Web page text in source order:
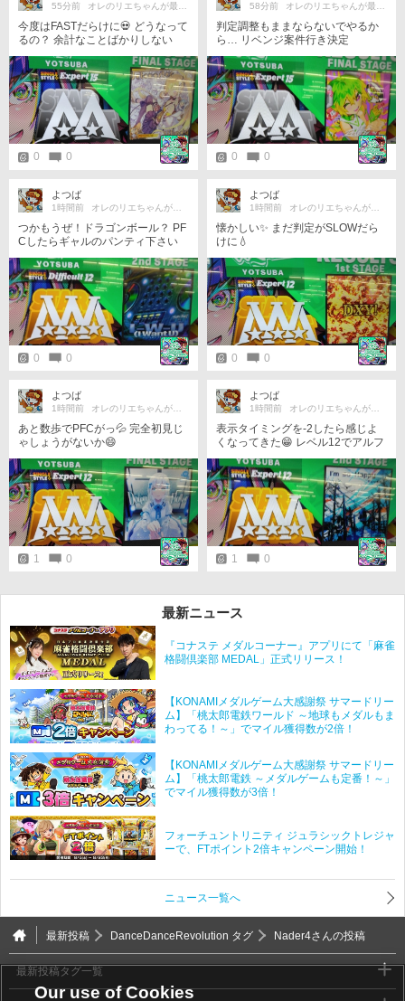
55分前 オレのリエちゃんが最胸だ!!
今度はFASTだらけに💀 どうなって
るの？ 余計なことばかりしない
で!! 今日はもう無理 来週また調整
からやり直そう
0 0
58分前 オレのリエちゃんが最胸だ!!
判定調整もままならないでやるか
ら… リベンジ案件行き決定
0 0
よつば
1時間前 オレのリエちゃんが最胸だ!!
つかもうぜ！ドラゴンボール？ PF
Cしたらギャルのパンティ下さい
0 0
よつば
1時間前 オレのリエちゃんが最胸だ!!
懐かしい✨ まだ判定がSLOWだら
けに💧
0 0
よつば
1時間前 オレのリエちゃんが最胸だ!!
あと数歩でPFCがっ💦 完全初見じ
ゃしょうがないか😄
1 0
よつば
1時間前 オレのリエちゃんが最胸だ!!
表示タイミングを-2したら感じよ
くなってきた😁 レベル12でアルフ
ァベット前半から中盤に始まる曲
がほとんど手付けず状態だった💧
1 0
最新ニュース
『コナステ メダルコーナー』アプリにて「麻雀
格闘倶楽部 MEDAL」正式リリース！
【KONAMIメダルゲーム大感謝祭 サマードリー
ム】「桃太郎電鉄ワールド ～地球もメダルもま
わってる！～」でマイル獲得数が2倍！
【KONAMIメダルゲーム大感謝祭 サマードリー
ム】「桃太郎電鉄 ～メダルゲームも定番！～」
でマイル獲得数が3倍！
フォーチュントリニティ ジュラシックトレジャ
ーで、FTポイント2倍キャンペーン開始！
ニュース一覧へ
最新投稿 DanceDanceRevolution タグ Nader4さんの投稿
最新投稿タグ一覧
Our use of Cookies